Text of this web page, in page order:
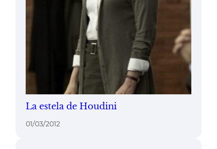
La estela de Houdini
01/03/2012